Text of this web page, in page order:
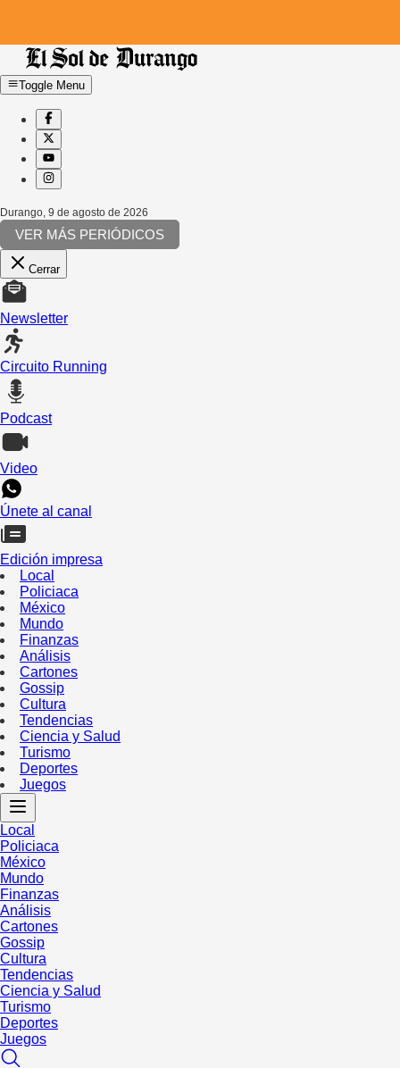
Toggle Menu
Durango 9 de agosto de 2026
VER MÁS PERIÓDICOS
Cerrar
Newsletter
Circuito Running
Podcast
Video
Únete al canal
Edición impresa
Local
Policiaca
México
Mundo
Finanzas
Análisis
Cartones
Gossip
Cultura
Tendencias
Ciencia y Salud
Turismo
Deportes
Juegos
Local
Policiaca
México
Mundo
Finanzas
Análisis
Cartones
Gossip
Cultura
Tendencias
Ciencia y Salud
Turismo
Deportes
Juegos